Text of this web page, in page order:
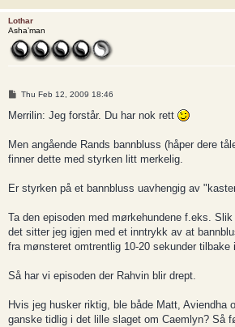
Lothar
Asha’man
P
s
Thu Feb 12, 2009 18:46
Merrilin: Jeg forstår. Du har nok rett
Men angående Rands bannbluss (håper dere
finner dette med styrken litt merkelig.
Er styrken på et bannbluss uavhengig av
Ta den episoden med mørkehundene f.eks.
det sitter jeg igjen med et inntrykk av at
fra mønsteret omtrentlig 10-20 sekunder tilbake
Så har vi episoden der Rahvin blir drept.
Hvis jeg husker riktig, ble både Matt, Aviendha
ganske tidlig i det lille slaget om Caemlyn? Så